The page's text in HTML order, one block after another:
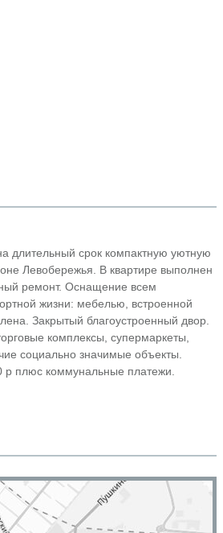
длительный срок компактную уютную
Левобережья. В квартире выполнен
ремонт. Оснащение всем
жизни: мебелью, встроенной
Закрытый благоустроенный двор.
комплексы, супермаркеты,
социально значимые объекты.
плюс коммунальные платежи.